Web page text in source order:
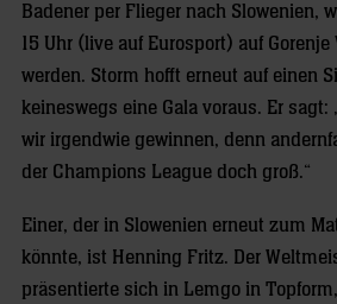
Badener per Flieger nach Slowenien,
15 Uhr (live auf Eurosport) auf
werden. Storm hofft erneut auf einen
keineswegs eine Gala voraus. Er
wir irgendwie gewinnen, denn
der Champions League doch groß.“
Einer, der in Slowenien erneut zum
könnte, ist Henning Fritz. Der
präsentierte sich in Lemgo in